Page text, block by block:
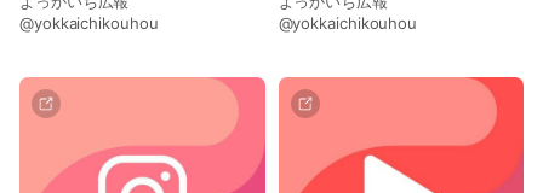
@yokkaichikouhou
@yokkaichikouhou